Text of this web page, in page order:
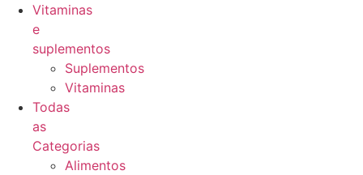
Vitaminas
e
suplementos
Suplementos
Vitaminas
Todas
as
Categorias
Alimentos